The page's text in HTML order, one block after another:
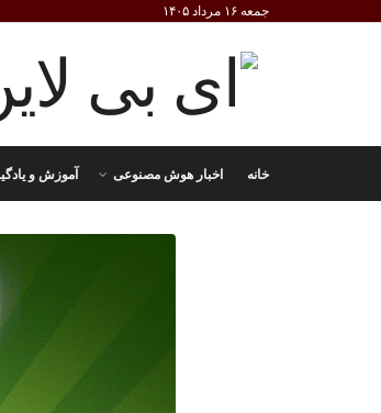
جمعه ۱۶ مرداد ۱۴۰۵
خانه اخبار هوش مصنوعی آموزش و